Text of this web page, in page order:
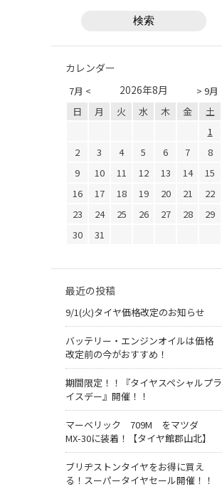
カレンダー
7月 < > 9月
2026年8月
日 月 火 水 木 金
土
1
2
3 4 5 6 7
8
9
10 11 12 13 14
15
16
17 18 19 20 21
22
23
24 25 26 27 28
29
30
31
最近の投稿
9/1(火)タイヤ価格改定のお知らせ
バッテリー・エンジンオイルは価格
改定前の今がおすすめ！
期間限定！！『タイヤスペシャルプラ
イスデー』開催！！
マーベリック 709M をマツダ
MX-30に装着！【タイヤ館郡山北】
ブリヂストンタイヤをお得に買え
る！スーパータイヤセール開催！！